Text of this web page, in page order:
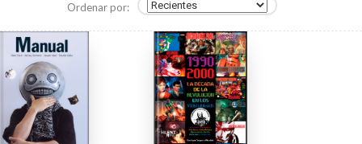
Ordenar por: